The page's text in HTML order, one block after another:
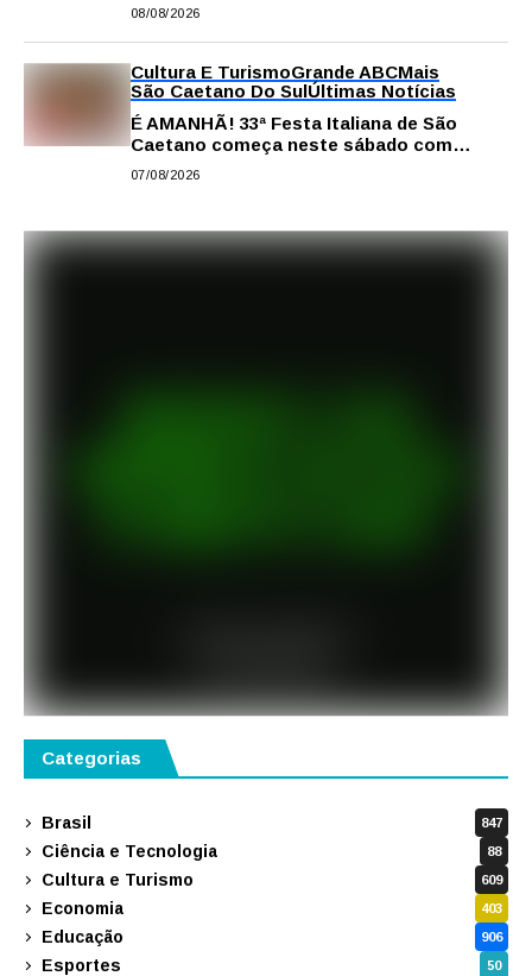
comissão processante contra vereador
08/08/2026
Cultura E TurismoGrande ABCMais
São Caetano Do SulÚltimas Notícias
É AMANHÃ! 33ª Festa Italiana de São
Caetano começa neste sábado com
gastronomia, música e solidariedade
07/08/2026
Categorias
Brasil 847
Ciência e Tecnologia 88
Cultura e Turismo 609
Economia 403
Educação 906
Esportes 50